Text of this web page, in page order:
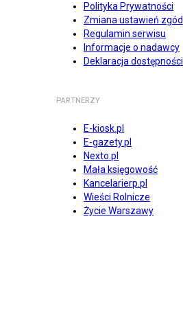
Polityka Prywatności
Zmiana ustawień zgód
Regulamin serwisu
Informacje o nadawcy
Deklaracja dostępności
PARTNERZY
E-kiosk.pl
E-gazety.pl
Nexto.pl
Mała księgowość
Kancelarierp.pl
Wieści Rolnicze
Życie Warszawy